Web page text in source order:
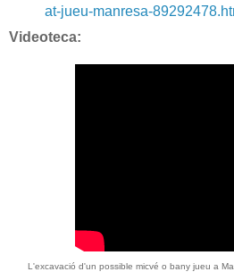
at-jueu-manresa-
Videoteca:
L'excavació d'un possible micvé o bany jueu a